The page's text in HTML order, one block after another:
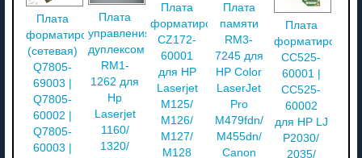
Плата
форматирования
(сетевая)
Q7805-
69003 |
Q7805-
60002 |
Q7805-
60003 |
Плата
управления
дуплексом
RM1-
1262 для
Hp
Laserjet
1160/
1320/
Плата
форматирования
CZ172-
60001
для HP
Laserjet
M125/
M126/
M127/
M128
Плата
памяти
RM3-
7245 для
HP Color
LaserJet
Pro
M479fdn/
M455dn/
Canon
Плата
CC525-
60001 |
CC525-
60002
для HP LJ
P2030/
2035/